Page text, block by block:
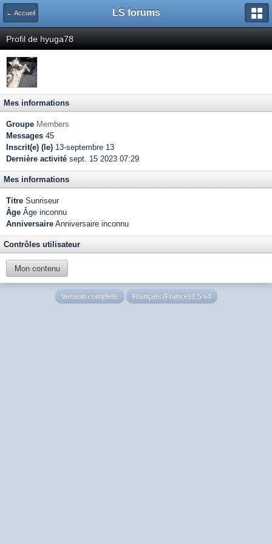
← Accueil LS forums
Profil de hyuga78
Mes informations
Groupe Members
Messages 45
Inscrit(e) (le) 13-septembre 13
Dernière activité sept. 15 2023 07:29
Mes informations
Titre Sunriseur
Âge Âge inconnu
Anniversaire Anniversaire inconnu
Contrôles utilisateur
Mon contenu
Version complète Français (France) LS v4